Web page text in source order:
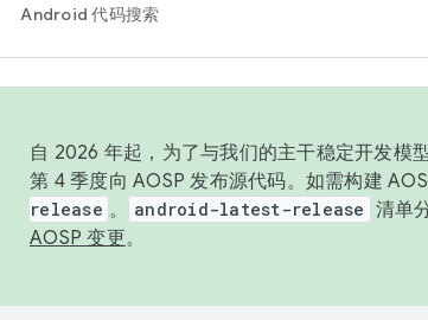
Android 代码搜索
自 2026 年起，为了与我们的主干稳定开发模
第 4 季度向 AOSP 发布源代码。如需构建
release 。 android-latest-release 清单
AOSP 变更。